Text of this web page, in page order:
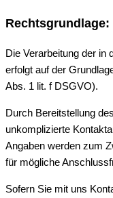
Rechtsgrundlage:
Die Verarbeitung der in
erfolgt auf der
Abs. 1 lit. f DSGVO).
Durch Bereitstellung
unkomplizierte
Angaben werden zum
für mögliche
Sofern Sie mit uns